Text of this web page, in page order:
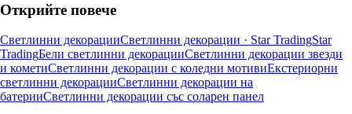
Открийте повече
Светлинни декорацииСветлинни декорации · Star TradingStar
TradingБели светлинни декорацииСветлинни декорации звезди
и кометиСветлинни декорации с коледни мотивиЕкстериорни
светлинни декорацииСветлинни декорации на
батерииСветлинни декорации със соларен панел